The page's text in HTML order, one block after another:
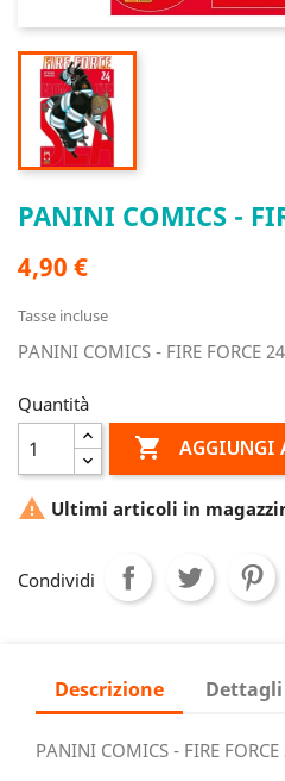
PANINI COMICS -
4,90 €
Tasse incluse
PANINI COMICS - FIRE FORCE 24
Quantità
 AGGIUNGI
 Ultimi articoli in
Condividi
Descrizione
PANINI COMICS - FIRE FORCE